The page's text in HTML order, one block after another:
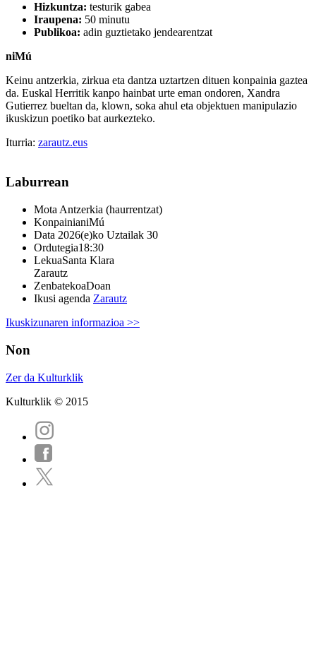
Hizkuntza: testurik gabea
Iraupena: 50 minutu
Publikoa: adin guztietako jendearentzat
niMú
Keinu antzerkia, zirkua eta dantza uztartzen dituen konpainia gaztea
da. Euskal Herritik kanpo hainbat urte eman ondoren, Xandra
Gutierrez bueltan da, klown, soka ahul eta objektuen manipulazio
ikuskizun poetiko bat aurkezteko.
Iturria: zarautz.eus
Laburrean
Mota Antzerkia (haurrentzat)
KonpainianiMú
Data 2026(e)ko Uztailak 30
Ordutegia18:30
LekuaSanta Klara
Zarautz
ZenbatekoaDoan
Ikusi agenda Zarautz
Ikuskizunaren informazioa >>
Non
Zer da Kulturklik
Kulturklik © 2015